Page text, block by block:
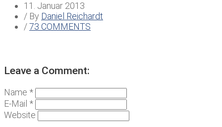
11. Januar 2013
/ By Daniel Reichardt
/73 COMMENTS
Leave a Comment:
Name *
E-Mail *
Website